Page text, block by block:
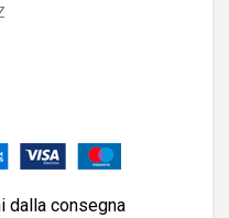
dalla consegna